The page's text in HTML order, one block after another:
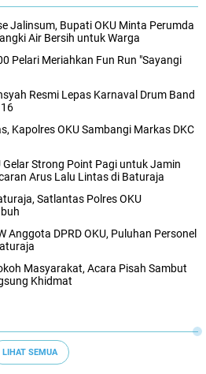
Jalinsum, Bupati OKU Minta Perumda
Air Bersih untuk Warga
Pelari Meriahkan Fun Run "Sayangi
Resmi Lepas Karnaval Drum Band
Kapolres OKU Sambangi Markas DKC
Gelar Strong Point Pagi untuk Jamin
Arus Lalu Lintas di Baturaja
Satlantas Polres OKU
Anggota DPRD OKU, Puluhan Personel
Masyarakat, Acara Pisah Sambut
Khidmat
LIHAT SEMUA